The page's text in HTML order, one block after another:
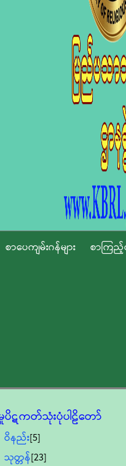
စာပေကျမ်းဂန်များ စာကြ
ပိဋကတ်သုံးပုံပါဠိတော်
ဝိနည်း[5]
သုတ္တန်[23]